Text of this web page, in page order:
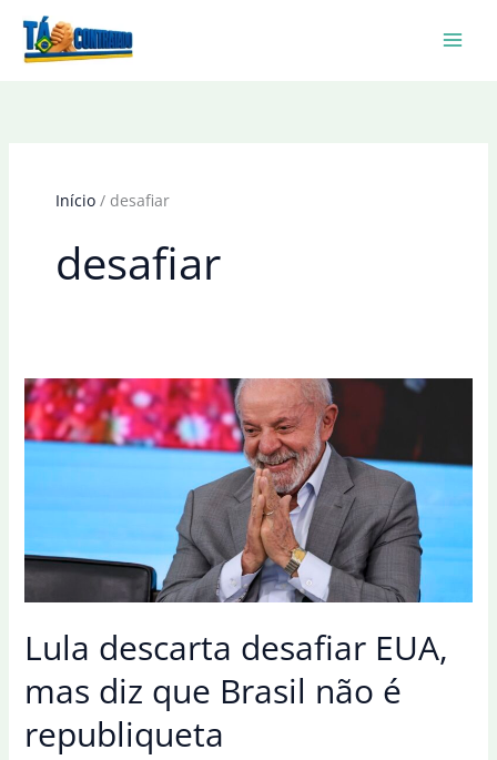
Início desafiar
desafiar
Lula descarta desafiar EUA,
mas diz que Brasil não é
republiqueta